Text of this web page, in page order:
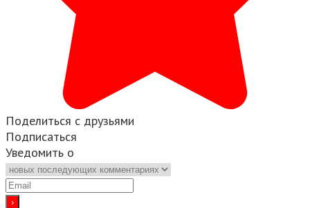
Поделиться с друзьями
Подписаться
Уведомить о